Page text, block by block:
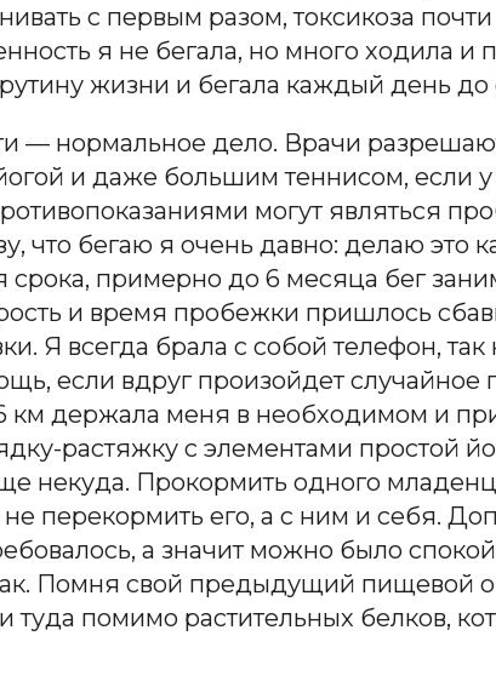
с первым разом, токсикоза
я не бегала, но много ходила и
жизни и бегала каждый день
— нормальное дело. Врачи
и даже большим теннисом, если
могут являться
что бегаю я очень давно: делаю это
срока, примерно до 6 месяца бег
и время пробежки пришлось
Я всегда брала с собой телефон,
если вдруг произойдет случайное
держала меня в необходимом и
растяжку с элементами простой
некуда. Прокормить одного
перекормить его, а с ним и себя.
а значит можно было
Помня свой предыдущий пищевой
помимо растительных белков,